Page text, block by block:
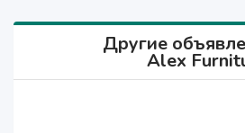
Другие
Alex